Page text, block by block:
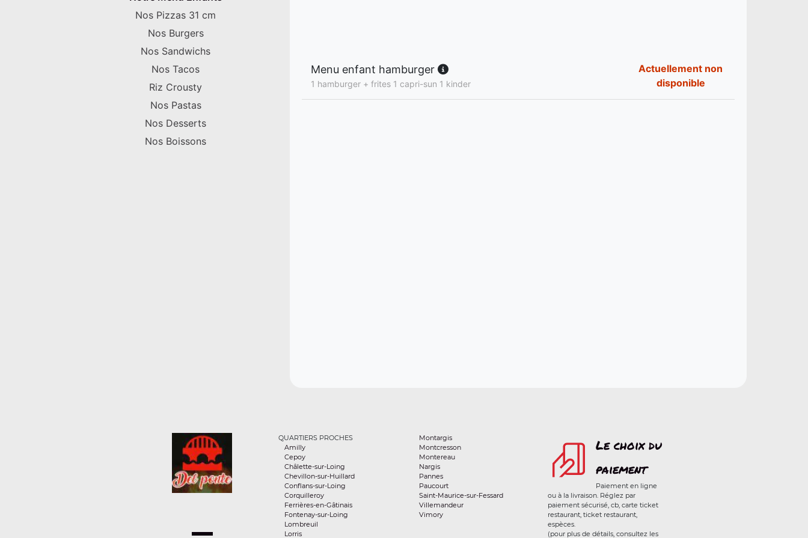
Nos Pizzas 31 cm
Nos Burgers
Nos Sandwichs
Nos Tacos
Riz Crousty
Nos Pastas
Nos Desserts
Nos Boissons
Menu enfant hamburger
1 hamburger + frites 1 capri-sun 1 kinder
Actuellement non
disponible
QUARTIERS PROCHES
Amilly
Cepoy
Châlette-sur-Loing
Chevillon-sur-Huillard
Conflans-sur-Loing
Corquilleroy
Ferrières-en-Gâtinais
Fontenay-sur-Loing
Lombreuil
Lorris
Montargis
Montcresson
Montereau
Nargis
Pannes
Paucourt
Saint-Maurice-sur-Fessard
Villemandeur
Vimory
Le choix du
paiement
Paiement en ligne
ou à la livraison. Réglez par
paiement sécurisé, cb, carte ticket
restaurant, ticket restaurant,
espèces.
(pour plus de détails, consultez les